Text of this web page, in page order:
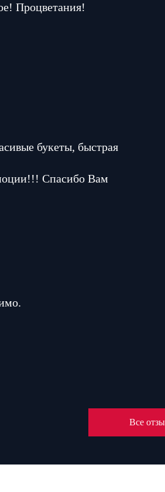
Процветания!
букеты, быстрая
Спасибо Вам
Все